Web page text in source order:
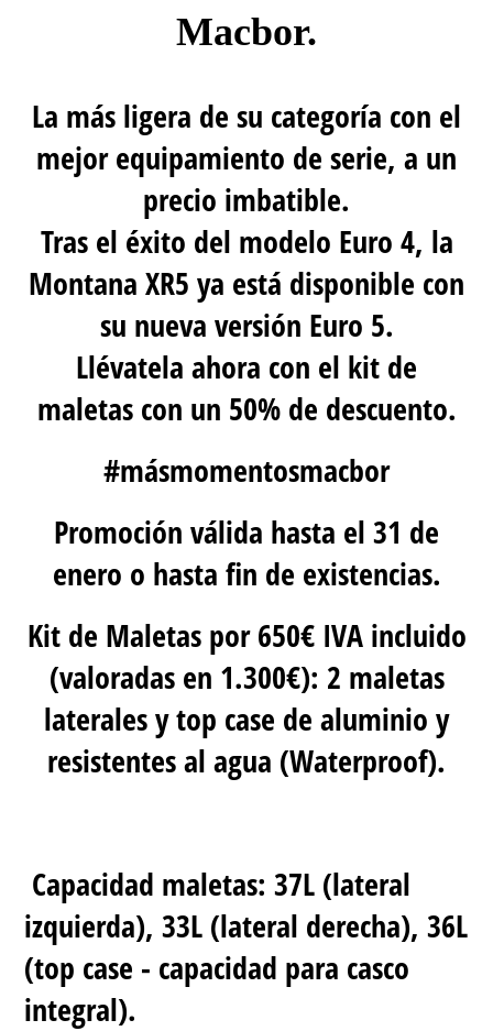
Macbor.
La más ligera de su categoría con el
mejor equipamiento de serie, a un
precio imbatible.
Tras el éxito del modelo Euro 4, la
Montana XR5 ya está disponible con
su nueva versión Euro 5.
Llévatela ahora con el kit de
maletas con un 50% de descuento.
#másmomentosmacbor
Promoción válida hasta el 31 de
enero o hasta fin de existencias.
Kit de Maletas por 650€ IVA incluido
(valoradas en 1.300€): 2 maletas
laterales y top case de aluminio y
resistentes al agua (Waterproof).
Capacidad maletas: 37L (lateral
izquierda), 33L (lateral derecha), 36L
(top case - capacidad para casco
integral).